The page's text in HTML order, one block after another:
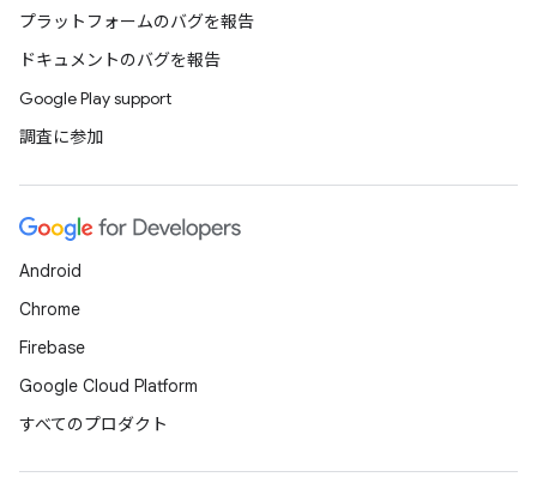
プラットフォームのバグを報告
ドキュメントのバグを報告
Google Play support
調査に参加
Android
Chrome
Firebase
Google Cloud Platform
すべてのプロダクト